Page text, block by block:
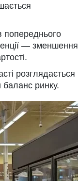
попереднього
— зменшення
розглядається
баланс ринку.